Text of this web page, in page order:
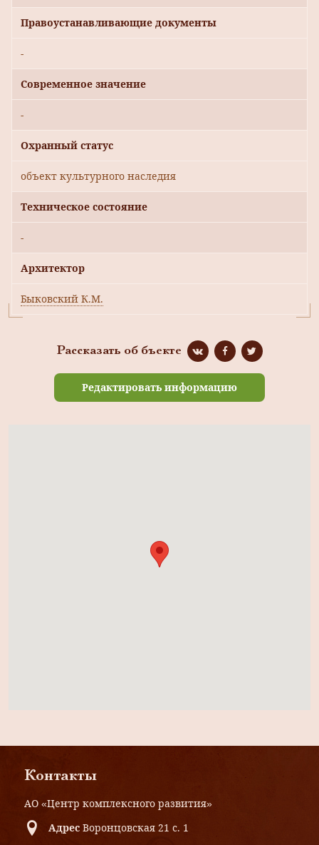
Правоустанавливающие документы
-
Современное значение
-
Охранный статус
объект культурного наследия
Техническое состояние
-
Архитектор
Быковский К.М.
Рассказать об бъекте
Редактировать информацию
Контакты
АО «Центр комплексного развития»
Адрес Воронцовская 21 с. 1